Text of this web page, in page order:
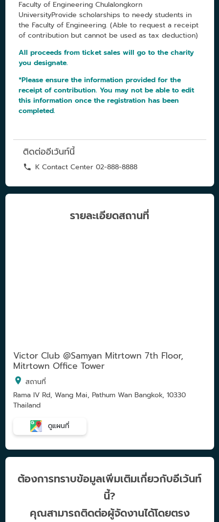
Faculty of Engineering Chulalongkorn
UniversityProvide scholarships to needy students in
the Faculty of Engineering. (Able to request a receipt
of contribution but cannot be used as tax deduction)
All proceeds from ticket sales will go to the charity
you designate.
*Please ensure the information provided for the
receipt of contribution. You may not be able to edit
this information once the registration has been
completed.
ติดต่ออีเว้นท์นี้
K Contact Center 02-888-8888
รายละเอียดสถานที่
Victor Club @Samyan Mitrtown 7th Floor,
Mitrtown Office Tower
สถานที่
Rama IV Rd, Wang Mai, Pathum Wan Bangkok, 10330
Thailand
ดูแผนที่
ต้องการทราบข้อมูลเพิ่มเติมเกี่ยวกับอีเว้นท์
นี้?
คุณสามารถติดต่อผู้จัดงานได้โดยตรง